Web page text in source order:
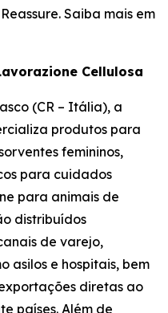
Reassure. Saiba mais em
Cellulosa
(CR – Itália), a
produtos para
femininos,
para cuidados
para animais de
distribuídos
de varejo,
asilos e hospitais, bem
diretas ao
países. Além de